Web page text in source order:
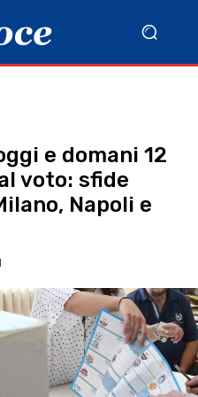
e domani 12
voto: sfide
Napoli e